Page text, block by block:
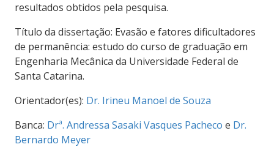
resultados obtidos pela pesquisa.
Título da dissertação: Evasão e fatores dificultadores
de permanência: estudo do curso de graduação em
Engenharia Mecânica da Universidade Federal de
Santa Catarina.
Orientador(es): Dr. Irineu Manoel de Souza
Banca: Drª. Andressa Sasaki Vasques Pacheco e Dr.
Bernardo Meyer